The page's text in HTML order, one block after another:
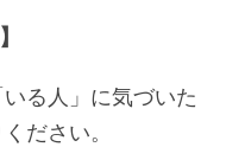
る人」に気づいた
ださい。